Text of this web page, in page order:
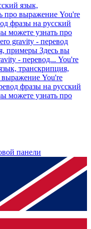
язык,
про выражение You're
фразы на русский
можете узнать про
gravity - перевод
примеры Здесь вы
- перевод... You're
транскрипция,
выражение You're
фразы на русский
можете узнать про